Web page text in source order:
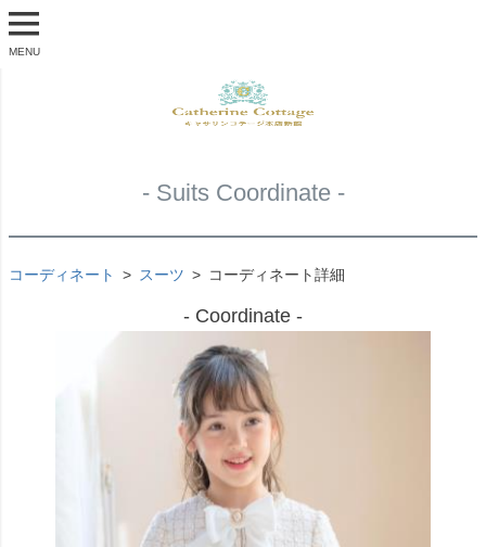
MENU
- Suits Coordinate -
コーディネート スーツ コーディネート詳細
- Coordinate -